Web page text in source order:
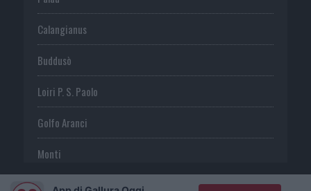
Calangianus
Buddusò
Loiri P. S. Paolo
Golfo Aranci
Monti
Telti